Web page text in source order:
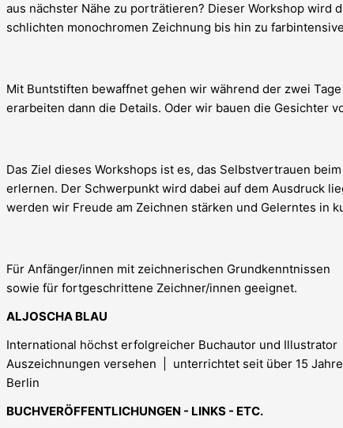
aus nächster Nähe zu porträtieren? Dieser Workshop wird
schlichten monochromen Zeichnung bis hin zu
Mit Buntstiften bewaffnet gehen wir während der zwei
erarbeiten dann die Details. Oder wir bauen die Gesichter
Das Ziel dieses Workshops ist es, das Selbstvertrauen
erlernen. Der Schwerpunkt wird dabei auf dem Ausdruck
werden wir Freude am Zeichnen stärken und Gelerntes in
Für Anfänger/innen mit zeichnerischen Grundkenntnissen
sowie für fortgeschrittene Zeichner/innen geeignet.
ALJOSCHA BLAU
International höchst erfolgreicher Buchautor und
Auszeichnungen versehen | unterrichtet seit über 15
Berlin
BUCHVERÖFFENTLICHUNGEN - LINKS - ETC.